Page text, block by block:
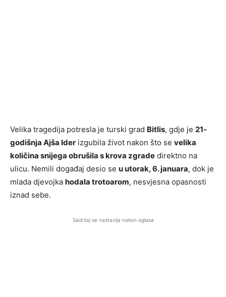
Velika tragedija potresla je turski grad Bitlis, gdje je 21-
godišnja Ajša Ider izgubila život nakon što se velika
količina snijega obrušila s krova zgrade direktno na
ulicu. Nemili događaj desio se u utorak, 6. januara, dok je
mlada djevojka hodala trotoarom, nesvjesna opasnosti
iznad sebe.
Sadržaj se nastavlja nakon oglasa